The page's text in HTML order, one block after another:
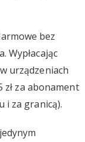
bez
Wypłacając
urządzeniach
zł za abonament
i za granicą).